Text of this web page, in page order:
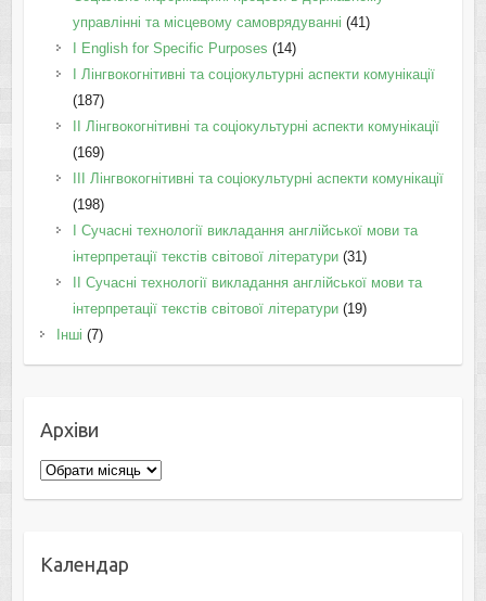
управлінні та місцевому самоврядуванні (41)
І English for Specific Purposes (14)
I Лінгвокогнітивні та соціокультурні аспекти комунікації
(187)
IІ Лінгвокогнітивні та соціокультурні аспекти комунікації
(169)
IІI Лінгвокогнітивні та соціокультурні аспекти комунікації
(198)
I Cучасні технології викладання англійської мови та
інтерпретації текстів світової літератури(31)
II Cучасні технології викладання англійської мови та
інтерпретації текстів світової літератури(19)
Інші (7)
Архіви
Архіви
Календар